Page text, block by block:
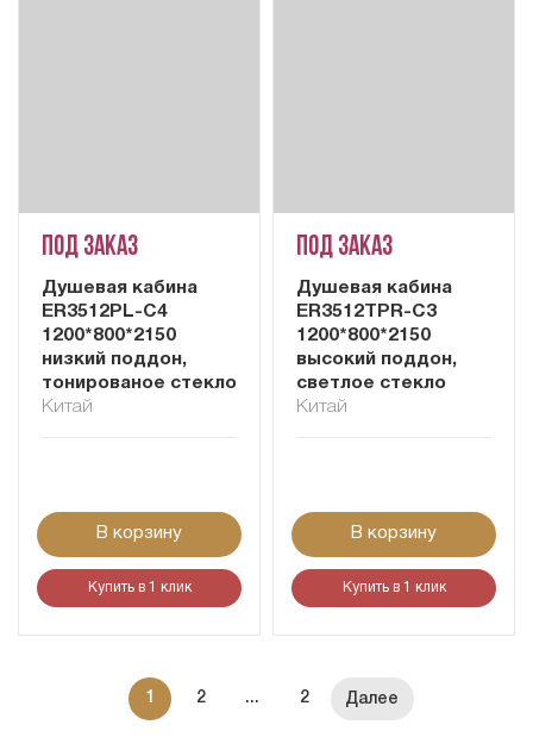
Под заказ
Душевая кабина
ER3512PL-C4
1200*800*2150
низкий поддон,
тонированое стекло
Китай
В корзину
Купить в 1 клик
Под заказ
Душевая кабина
ER3512TPR-C3
1200*800*2150
высокий поддон,
светлое стекло
Китай
В корзину
Купить в 1 клик
1 2 ... 2